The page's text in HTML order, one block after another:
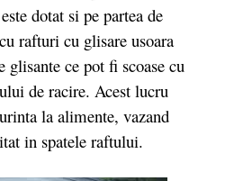
dotat si pe partea de
rafturi cu glisare usoara
glisante ce pot fi scoase cu
de racire. Acest lucru
la alimente, vazand
in spatele raftului.